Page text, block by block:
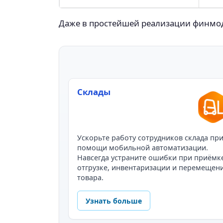
Даже в простейшей реализации
Склады
Ускорьте работу сотрудников склада
помощи мобильной автоматизации.
Навсегда устраните ошибки при
отгрузке, инвентаризации и
товара.
Узнать больше